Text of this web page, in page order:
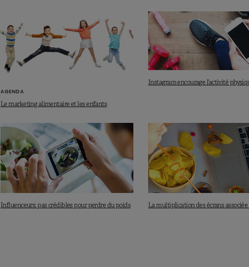
AGENDA
Le marketing alimentaire et les enfants
Instagram encourage l’activité
Influenceurs: pas crédibles pour perdre du poids La multiplication des écrans associée